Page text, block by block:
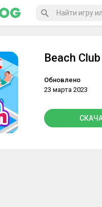
Beach
Обновлено
23 марта 2023